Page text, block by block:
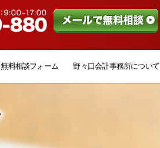
無料相談フォーム 野々口会計事務所について